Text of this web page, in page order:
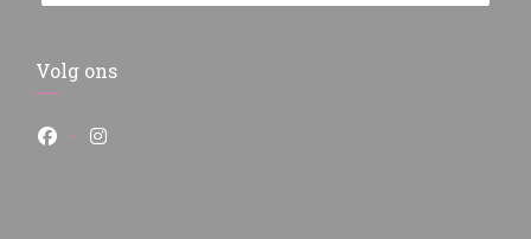
Volg ons
Facebook ((opent in een nieuw venster))
Instagram ((opent in een nieuw venster))